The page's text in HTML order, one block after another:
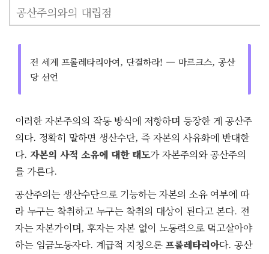
공산주의와의 대립점
전 세계 프롤레타리아여, 단결하라! — 마르크스, 공산
당 선언
이러한 자본주의의 작동 방식에 저항하며 등장한 게 공산주
의다. 정확히 말하면 생산수단, 즉 자본의 사유화에 반대한
다. 자본의 사적 소유에 대한 태도가 자본주의와 공산주의
를 가른다.
공산주의는 생산수단으로 기능하는 자본의 소유 여부에 따
라 누구는 착취하고 누구는 착취의 대상이 된다고 본다. 전
자는 자본가이며, 후자는 자본 없이 노동력으로 먹고살아야
하는 임금노동자다. 계급적 지칭으론프롤레타리아다. 공산